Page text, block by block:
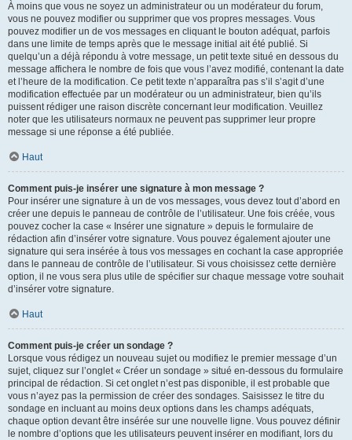
À moins que vous ne soyez un administrateur ou un modérateur du forum,
vous ne pouvez modifier ou supprimer que vos propres messages. Vous
pouvez modifier un de vos messages en cliquant le bouton adéquat, parfois
dans une limite de temps après que le message initial ait été publié. Si
quelqu’un a déjà répondu à votre message, un petit texte situé en dessous du
message affichera le nombre de fois que vous l’avez modifié, contenant la date
et l’heure de la modification. Ce petit texte n’apparaîtra pas s’il s’agit d’une
modification effectuée par un modérateur ou un administrateur, bien qu’ils
puissent rédiger une raison discrète concernant leur modification. Veuillez
noter que les utilisateurs normaux ne peuvent pas supprimer leur propre
message si une réponse a été publiée.
Haut
Comment puis-je insérer une signature à mon message ?
Pour insérer une signature à un de vos messages, vous devez tout d’abord en
créer une depuis le panneau de contrôle de l’utilisateur. Une fois créée, vous
pouvez cocher la case « Insérer une signature » depuis le formulaire de
rédaction afin d’insérer votre signature. Vous pouvez également ajouter une
signature qui sera insérée à tous vos messages en cochant la case appropriée
dans le panneau de contrôle de l’utilisateur. Si vous choisissez cette dernière
option, il ne vous sera plus utile de spécifier sur chaque message votre souhait
d’insérer votre signature.
Haut
Comment puis-je créer un sondage ?
Lorsque vous rédigez un nouveau sujet ou modifiez le premier message d’un
sujet, cliquez sur l’onglet « Créer un sondage » situé en-dessous du formulaire
principal de rédaction. Si cet onglet n’est pas disponible, il est probable que
vous n’ayez pas la permission de créer des sondages. Saisissez le titre du
sondage en incluant au moins deux options dans les champs adéquats,
chaque option devant être insérée sur une nouvelle ligne. Vous pouvez définir
le nombre d’options que les utilisateurs peuvent insérer en modifiant, lors du